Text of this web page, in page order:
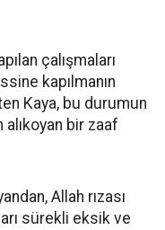
çalışmaları
kapılmanın
Kaya, bu durumun
bir zaaf
Allah rızası
sürekli eksik ve